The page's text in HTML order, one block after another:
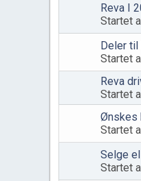
Reva I
Startet
Deler til
Startet
Reva
Startet
Ønskes
Startet
Selge
Startet